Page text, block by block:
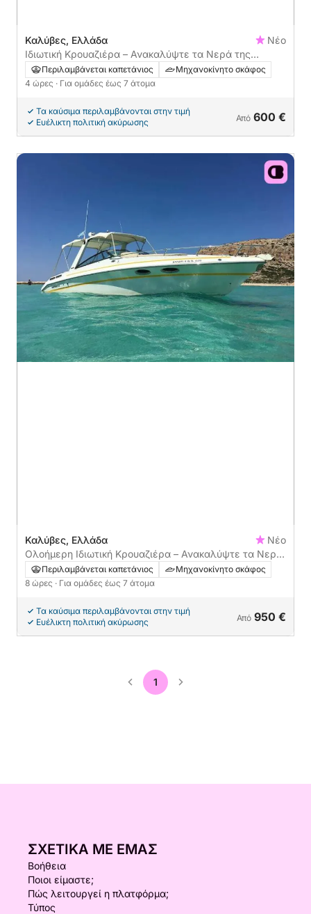
Καλύβες, Ελλάδα
Νέο
Ιδιωτική Κρουαζιέρα – Ανακαλύψτε τα Νερά της
Κρήτης
Περιλαμβάνεται καπετάνιος
Μηχανοκίνητο σκάφος
4 ώρες · Για ομάδες έως 7 άτομα
Τα καύσιμα περιλαμβάνονται στην τιμή
Ευέλικτη πολιτική ακύρωσης
Από 600 €
Καλύβες, Ελλάδα
Νέο
Ολοήμερη Ιδιωτική Κρουαζιέρα – Ανακαλύψτε τα Νερά
της Κρήτης
Περιλαμβάνεται καπετάνιος
Μηχανοκίνητο σκάφος
8 ώρες · Για ομάδες έως 7 άτομα
Τα καύσιμα περιλαμβάνονται στην τιμή
Ευέλικτη πολιτική ακύρωσης
Από 950 €
1
ΣΧΕΤΙΚΆ ΜΕ ΕΜΆΣ
Βοήθεια
Ποιοι είμαστε;
Πώς λειτουργεί η πλατφόρμα;
Τύπος